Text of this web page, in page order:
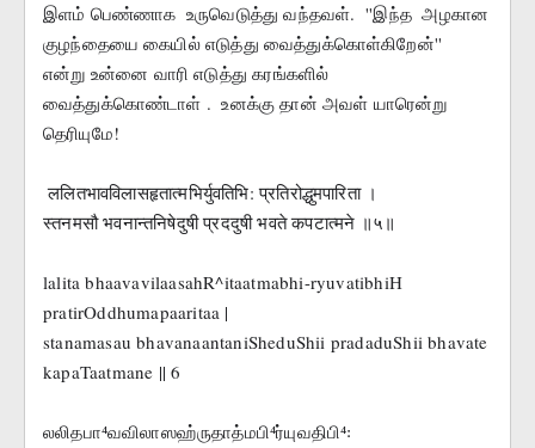
இளம் பெண்ணாக  உருவெடுத்து வந்தவள்.  ''இந்த  அழகான
குழந்தையை கையில் எடுத்து வைத்துக்கொள்கிறேன்''
என்று உன்னை வாரி எடுத்து கரங்களில்
வைத்துக்கொண்டாள் .  உனக்கு தான் அவள் யாரென்று
தெரியுமே!
ललितभावविलासहृतात्मभिर्युवतिभि: प्रतिरोद्धुमपारिता ।
स्तनमसौ भवनान्तनिषेदुषी प्रददुषी भवते कपटात्मने ॥५॥
lalita bhaavavilaasahR^itaatmabhi-ryuvatibhiH
pratirOddhumapaaritaa |
stanamasau bhavanaantaniSheduShii pradaduShii bhavate
kapaTaatmane || 6
லலிதபா⁴வவிலாஸஹ்ருதாத்மபி⁴ர்யுவதிபி⁴꞉